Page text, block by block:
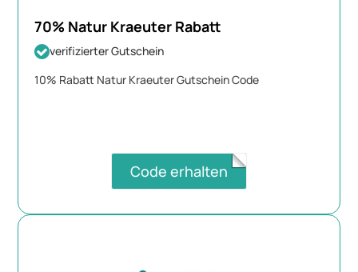
70% Natur Kraeuter Rabatt
verifizierter Gutschein
10% Rabatt Natur Kraeuter Gutschein Code
Code erhalten